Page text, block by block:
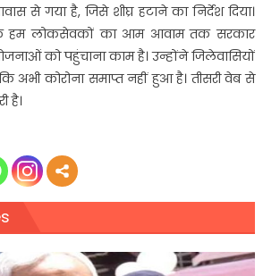
से गया है, जिसे शीघ्र हटाने का निर्देश दिया।
हम लोकसेवकों का आम आवाम तक सरकार
को पहुंचाना काम है। उन्होंने जिलेवासियों
कोरोना समाप्त नहीं हुआ है। तीसरी वेब से
है।